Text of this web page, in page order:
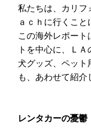
私たちは、カリ
ａｃｈに行くこと
この海外レポー
トを中心に、Ｌ
犬グッズ、ペッ
も、あわせて紹介
レンタカーの憂鬱